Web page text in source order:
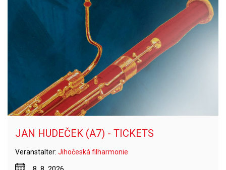
JAN HUDEČEK (A7) - TICKETS
Veranstalter: Jihočeská filharmonie